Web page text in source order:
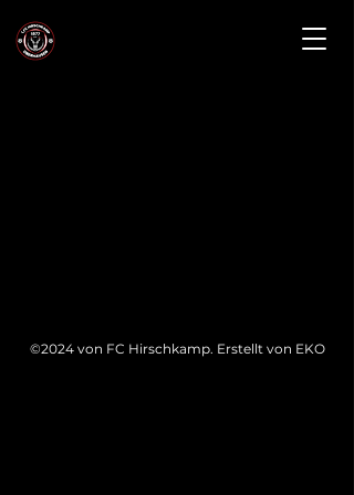
©2024 von FC Hirschkamp. Erstellt von EKO